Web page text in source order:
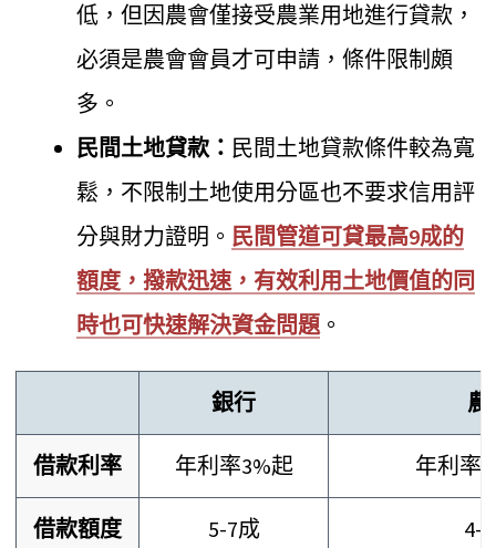
低，但因農會僅接受農業用地進行貸款，
必須是農會會員才可申請，條件限制頗
多。
民間土地貸款： 民間土地貸款條件較為寬
鬆，不限制土地使用分區也不要求信用評
分與財力證明。 民間管道可貸最高9成的
額度，撥款迅速，有效利用土地價值的同
時也可快速解決資金問題。
銀行 農
借款利率 年利率3%起 年利率
借款額度 5-7成 4-